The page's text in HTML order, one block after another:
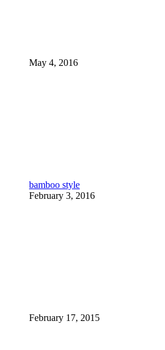
May 4, 2016
bamboo style
February 3, 2016
February 17, 2015